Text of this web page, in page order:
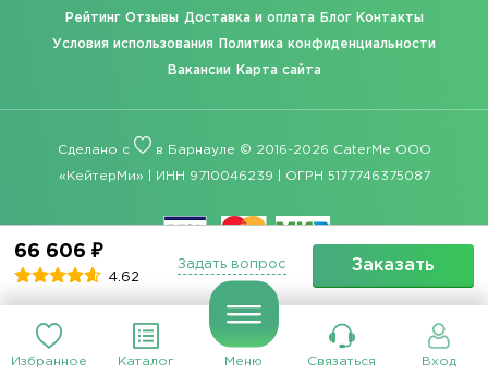
Избранное Каталог Меню Связаться Вход
66 606 ₽
4.62
Заказать
Задать вопрос
Рейтинг Отзывы Доставка и оплата Блог Контакты
Условия использования Политика конфиденциальности
Вакансии Карта сайта
Сделано с в Барнауле © 2016-2026 CaterMe ООО
«КейтерМи» | ИНН 9710046239 | ОГРН 5177746375087